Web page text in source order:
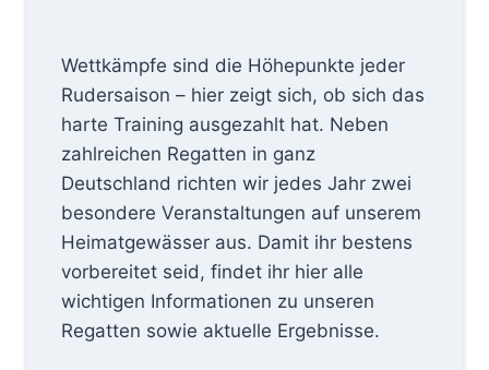
Wettkämpfe sind die Höhepunkte jeder
Rudersaison – hier zeigt sich, ob sich das
harte Training ausgezahlt hat. Neben
zahlreichen Regatten in ganz
Deutschland richten wir jedes Jahr zwei
besondere Veranstaltungen auf unserem
Heimatgewässer aus. Damit ihr bestens
vorbereitet seid, findet ihr hier alle
wichtigen Informationen zu unseren
Regatten sowie aktuelle Ergebnisse.